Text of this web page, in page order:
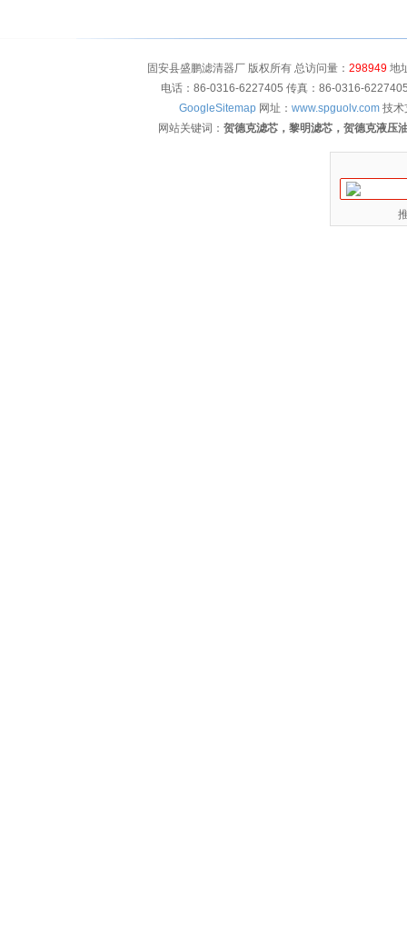
固安县盛鹏滤清器厂 版权所有 总访问量： 298949地
电话：86-0316-6227405 传真：86-0316-
GoogleSitemap 网址： www.spguolv.com 技术
网站关键词： 贺德克滤芯，黎明滤芯，贺德克液压